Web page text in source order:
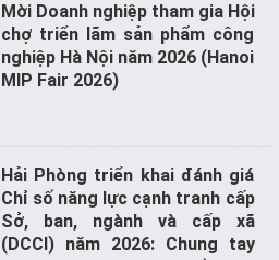
Mời Doanh nghiệp tham gia Hội
chợ triển lãm sản phẩm công
nghiệp Hà Nội năm 2026 (Hanoi
MIP Fair 2026)
Hải Phòng triển khai đánh giá
Chỉ số năng lực cạnh tranh cấp
Sở, ban, ngành và cấp xã
(DCCI) năm 2026: Chung tay